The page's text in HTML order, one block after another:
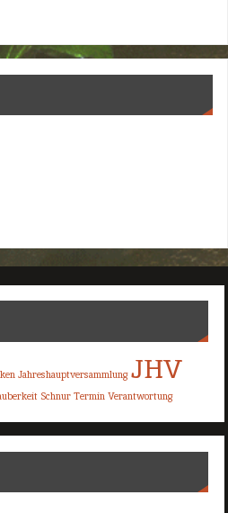
Jahreshauptversammlung JHV
Schnur Termin Verantwortung